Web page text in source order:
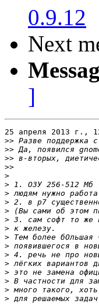
0.9.12
Next
]
25 апреля 2013 г.,
>>
>>
>>
>>
>
>
>
>
>
>
>
>
>
>
>
>
>
>
>